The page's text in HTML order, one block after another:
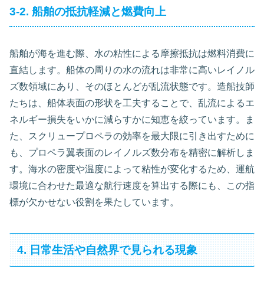
3-2. 船舶の抵抗軽減と燃費向上
船舶が海を進む際、水の粘性による摩擦抵抗は燃料消費に
直結します。船体の周りの水の流れは非常に高いレイノル
ズ数領域にあり、そのほとんどが乱流状態です。造船技師
たちは、船体表面の形状を工夫することで、乱流によるエ
ネルギー損失をいかに減らすかに知恵を絞っています。ま
た、スクリュープロペラの効率を最大限に引き出すために
も、プロペラ翼表面のレイノルズ数分布を精密に解析しま
す。海水の密度や温度によって粘性が変化するため、運航
環境に合わせた最適な航行速度を算出する際にも、この指
標が欠かせない役割を果たしています。
4. 日常生活や自然界で見られる現象